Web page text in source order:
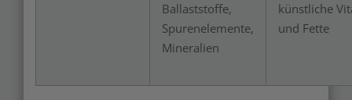
Ballaststoffe,
Spurenelemente,
Mineralien
künstliche
und Fette